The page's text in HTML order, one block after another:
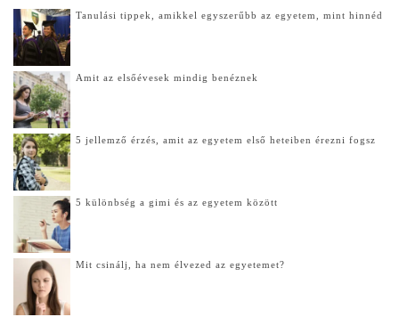
Tanulási tippek, amikkel egyszerűbb az egyetem, mint hinnéd
Amit az elsőévesek mindig benéznek
5 jellemző érzés, amit az egyetem első heteiben érezni fogsz
5 különbség a gimi és az egyetem között
Mit csinálj, ha nem élvezed az egyetemet?